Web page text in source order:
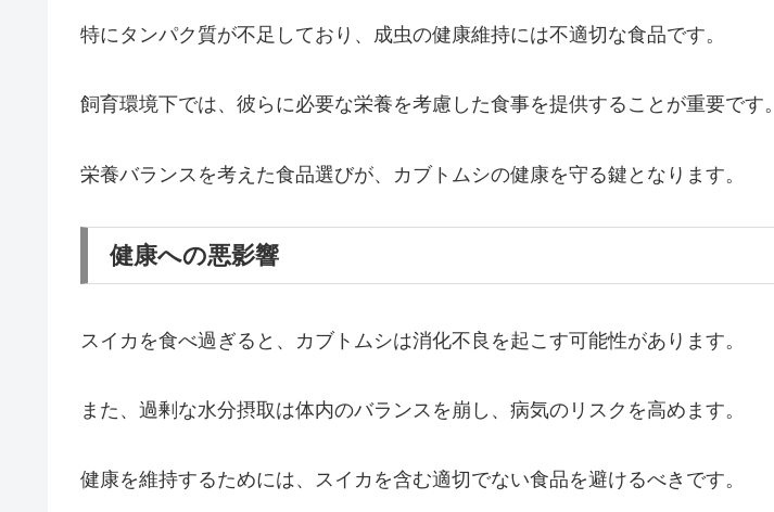
特にタンパク質が不足しており、成虫の健康維持には不適切な食品です。
飼育環境下では、彼らに必要な栄養を考慮した食事を提供することが重要です。
栄養バランスを考えた食品選びが、カブトムシの健康を守る鍵となります。
健康への悪影響
スイカを食べ過ぎると、カブトムシは消化不良を起こす可能性があります。
また、過剰な水分摂取は体内のバランスを崩し、病気のリスクを高めます。
健康を維持するためには、スイカを含む適切でない食品を避けるべきです。